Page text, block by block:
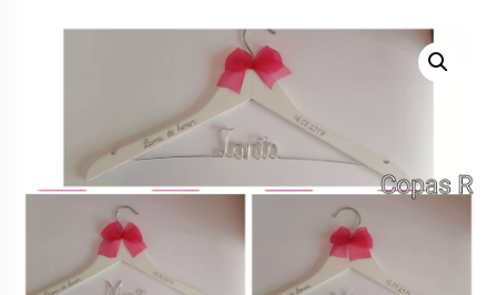
personalizadas
de boda
Árboles de Huellas para Primera
Comunión
Batas de comunión personalizadas
para niña